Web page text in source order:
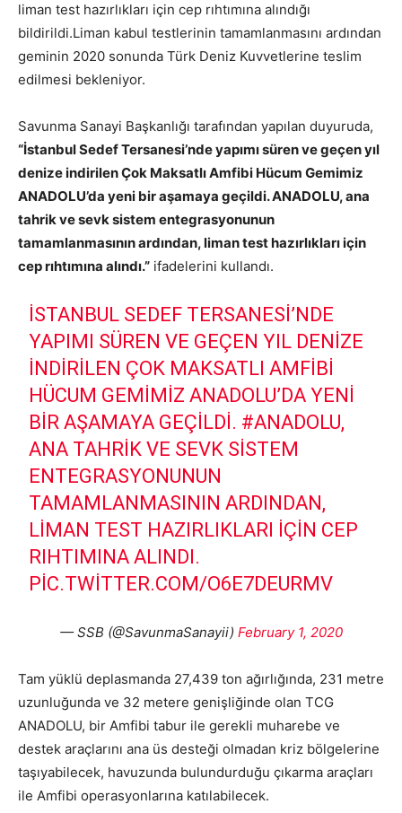
liman test hazırlıkları için cep rıhtımına alındığı
bildirildi.Liman kabul testlerinin tamamlanmasını ardından
geminin 2020 sonunda Türk Deniz Kuvvetlerine teslim
edilmesi bekleniyor.
Savunma Sanayi Başkanlığı tarafından yapılan duyuruda,
“İstanbul Sedef Tersanesi’nde yapımı süren ve geçen yıl
denize indirilen Çok Maksatlı Amfibi Hücum Gemimiz
ANADOLU’da yeni bir aşamaya geçildi. ANADOLU, ana
tahrik ve sevk sistem entegrasyonunun
tamamlanmasının ardından, liman test hazırlıkları için
cep rıhtımına alındı.” ifadelerini kullandı.
İSTANBUL SEDEF TERSANESI’NDE
YAPIMI SÜREN VE GEÇEN YIL DENIZE
INDIRILEN ÇOK MAKSATLI AMFIBI
HÜCUM GEMIMIZ ANADOLU’DA YENI
BIR AŞAMAYA GEÇILDI. #ANADOLU,
ANA TAHRIK VE SEVK SISTEM
ENTEGRASYONUNUN
TAMAMLANMASININ ARDINDAN,
LIMAN TEST HAZIRLIKLARI IÇIN CEP
RIHTIMINA ALINDI.
PIC.TWITTER.COM/O6E7DEURMV
— SSB (@SavunmaSanayii) February 1, 2020
Tam yüklü deplasmanda 27,439 ton ağırlığında, 231 metre
uzunluğunda ve 32 metere genişliğinde olan TCG
ANADOLU, bir Amfibi tabur ile gerekli muharebe ve
destek araçlarını ana üs desteği olmadan kriz bölgelerine
taşıyabilecek, havuzunda bulundurduğu çıkarma araçları
ile Amfibi operasyonlarına katılabilecek.